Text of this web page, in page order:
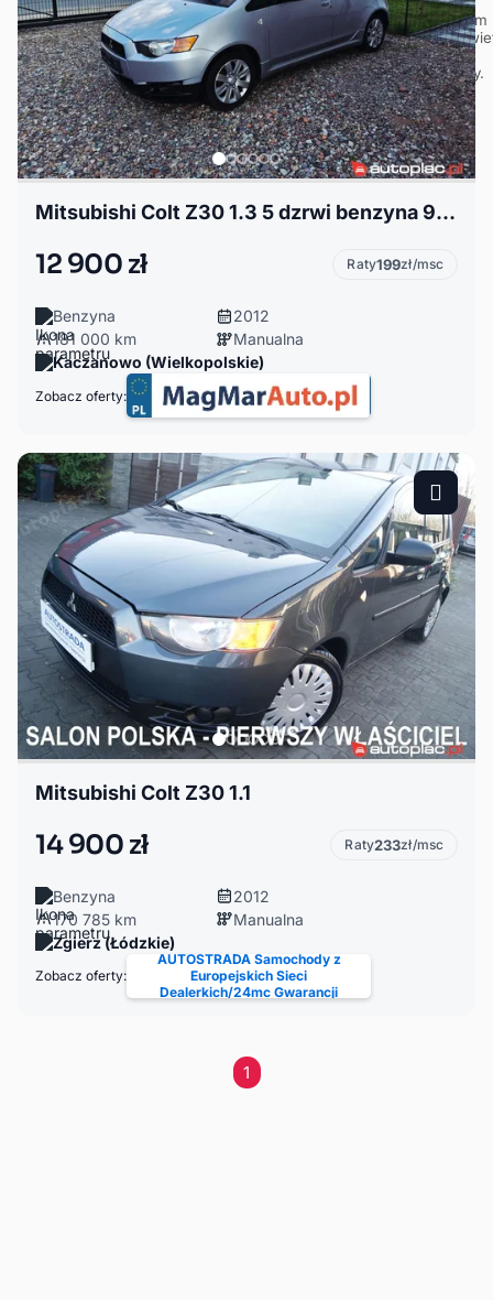
Mitsubishi Colt Z30 1.3 5 dzrwi benzyna 95 KM Tempomat Po opłatach!!
12 900 zł Raty199zł/msc
Benzyna
2012
181 000 km
Manualna
Kaczanowo (Wielkopolskie)
Zobacz oferty:
Mitsubishi Colt Z30 1.1
14 900 zł Raty233zł/msc
Benzyna
2012
170 785 km
Manualna
Zgierz (Łódzkie)
Zobacz oferty:
AUTOSTRADA Samochody z
Europejskich Sieci
Dealerkich/24mc Gwarancji
1